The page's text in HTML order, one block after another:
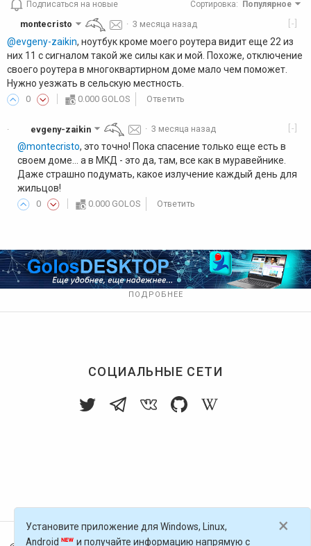
Подписаться на новые Сортировка: Популярное
[-]
montecristo ·3 месяца назад
@evgeny-zaikin, ноутбук кроме моего роутера видит еще 22 из
них 11 с сигналом такой же силы как и мой. Похоже, отключение
своего роутера в многоквартирном доме мало чем поможет.
Нужно уезжать в сельскую местность.
0 0.000 GOLOS Ответить
· [-]
evgeny-zaikin ·3 месяца назад
@montecristo, это точно! Пока спасение только еще есть в
своем доме... а в МКД - это да, там, все как в муравейнике.
Даже страшно подумать, какое излучение каждый день для
жильцов!
0 0.000 GOLOS Ответить
ПОДРОБНЕЕ
СОЦИАЛЬНЫЕ СЕТИ
×
Установите приложение для Windows, Linux,
Android
и получайте информацию напрямую с